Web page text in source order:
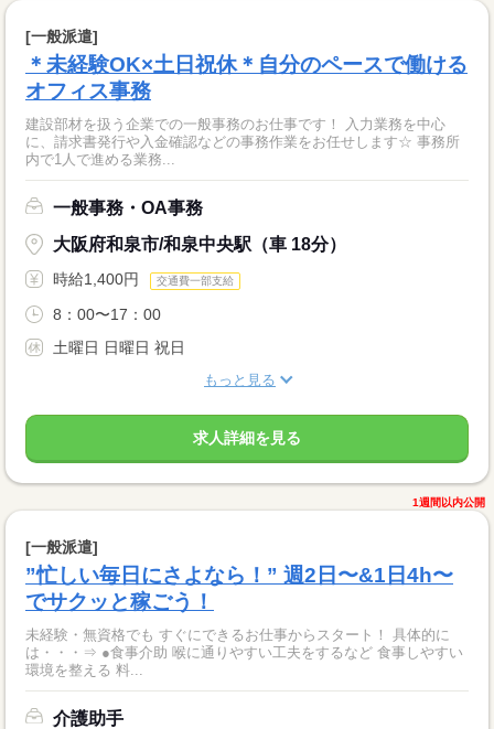
[一般派遣]
＊未経験OK×土日祝休＊自分のペースで働ける
オフィス事務
建設部材を扱う企業での一般事務のお仕事です！ 入力業務を中心
に、請求書発行や入金確認などの事務作業をお任せします☆ 事務所
内で1人で進める業務...
一般事務・OA事務
大阪府和泉市/和泉中央駅（車 18分）
時給1,400円 交通費一部支給
8：00〜17：00
土曜日 日曜日 祝日
もっと見る
求人詳細を見る
1週間以内公開
[一般派遣]
”忙しい毎日にさよなら！” 週2日〜&1日4h〜
でサクッと稼ごう！
未経験・無資格でも すぐにできるお仕事からスタート！ 具体的に
は・・・⇒ ●食事介助 喉に通りやすい工夫をするなど 食事しやすい
環境を整える 料...
介護助手